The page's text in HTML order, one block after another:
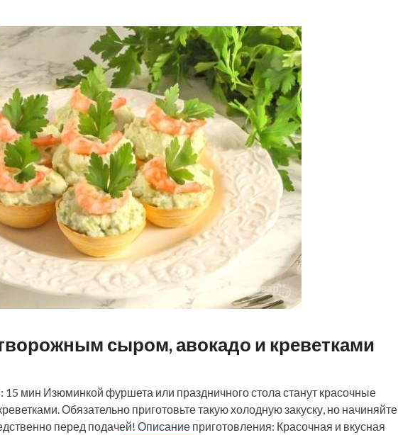
сыром, авокадо и креветками
15 мин Изюминкой фуршета или праздничного стола станут красочные
Обязательно приготовьте такую холодную закуску, но начиняйте
перед подачей! Описание приготовления: Красочная и вкусная